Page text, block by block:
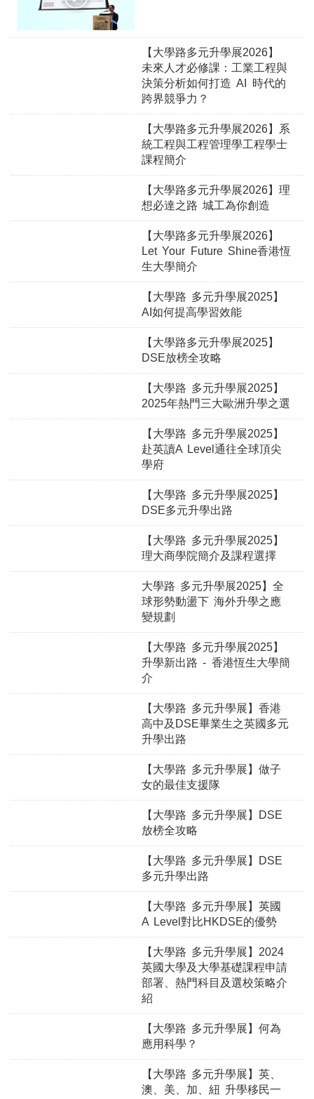
【大學路多元升學展2026】
未來人才必修課：工業工程與
決策分析如何打造 AI 時代的
跨界競爭力？
【大學路多元升學展2026】系
統工程與工程管理學工程學士
課程簡介
【大學路多元升學展2026】理
想必達之路 城工為你創造
【大學路多元升學展2026】
Let Your Future Shine香港恆
生大學簡介
【大學路 多元升學展2025】
AI如何提高學習效能
【大學路多元升學展2025】
DSE放榜全攻略
【大學路 多元升學展2025】
2025年熱門三大歐洲升學之選
【大學路 多元升學展2025】
赴英讀A Level通往全球頂尖
學府
【大學路 多元升學展2025】
DSE多元升學出路
【大學路 多元升學展2025】
理大商學院簡介及課程選擇
大學路 多元升學展2025】全
球形勢動盪下 海外升學之應
變規劃
【大學路 多元升學展2025】
升學新出路 - 香港恆生大學簡
介
【大學路 多元升學展】香港
高中及DSE畢業生之英國多元
升學出路
【大學路 多元升學展】做子
女的最佳支援隊
【大學路 多元升學展】DSE
放榜全攻略
【大學路 多元升學展】DSE
多元升學出路
【大學路 多元升學展】英國
A Level對比HKDSE的優勢
【大學路 多元升學展】2024
英國大學及大學基礎課程申請
部署、熱門科目及選校策略介
紹
【大學路 多元升學展】何為
應用科學？
【大學路 多元升學展】英、
澳、美、加、紐 升學移民一